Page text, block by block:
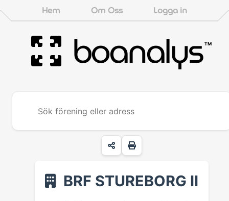
Hem Om Oss Logga in
boanalys™
BRF STUREBORG II